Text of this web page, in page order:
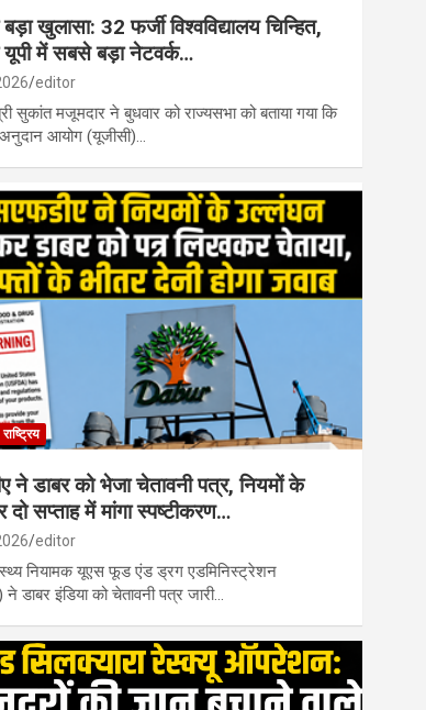
खुलासा: 32 फर्जी विश्वविद्यालय चिन्हित,
यूपी में सबसे बड़ा नेटवर्क…
editor
सुकांत मजूमदार ने बुधवार को राज्यसभा को बताया गया कि
अनुदान आयोग (यूजीसी)…
राष्ट्रिय
ने डाबर को भेजा चेतावनी पत्र, नियमों के
सप्ताह में मांगा स्पष्टीकरण…
editor
नियामक यूएस फूड एंड ड्रग एडमिनिस्ट्रेशन
डाबर इंडिया को चेतावनी पत्र जारी…